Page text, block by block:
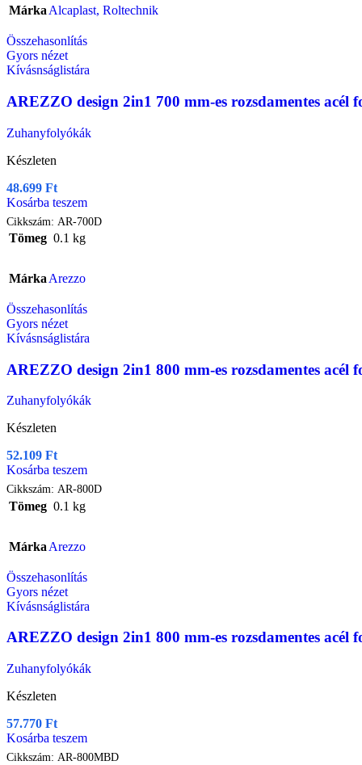
Márka Alcaplast, Roltechnik
Összehasonlítás
Gyors nézet
Kívásnságlistára
AREZZO design 2in1 700 mm-es rozsdamentes acél
Zuhanyfolyókák
Készleten
48.699 Ft
Kosárba teszem
Cikkszám: AR-700D
Tömeg 0.1 kg
Márka Arezzo
Összehasonlítás
Gyors nézet
Kívásnságlistára
AREZZO design 2in1 800 mm-es rozsdamentes acél
Zuhanyfolyókák
Készleten
52.109 Ft
Kosárba teszem
Cikkszám: AR-800D
Tömeg 0.1 kg
Márka Arezzo
Összehasonlítás
Gyors nézet
Kívásnságlistára
AREZZO design 2in1 800 mm-es rozsdamentes acél
Zuhanyfolyókák
Készleten
57.770 Ft
Kosárba teszem
Cikkszám: AR-800MBD